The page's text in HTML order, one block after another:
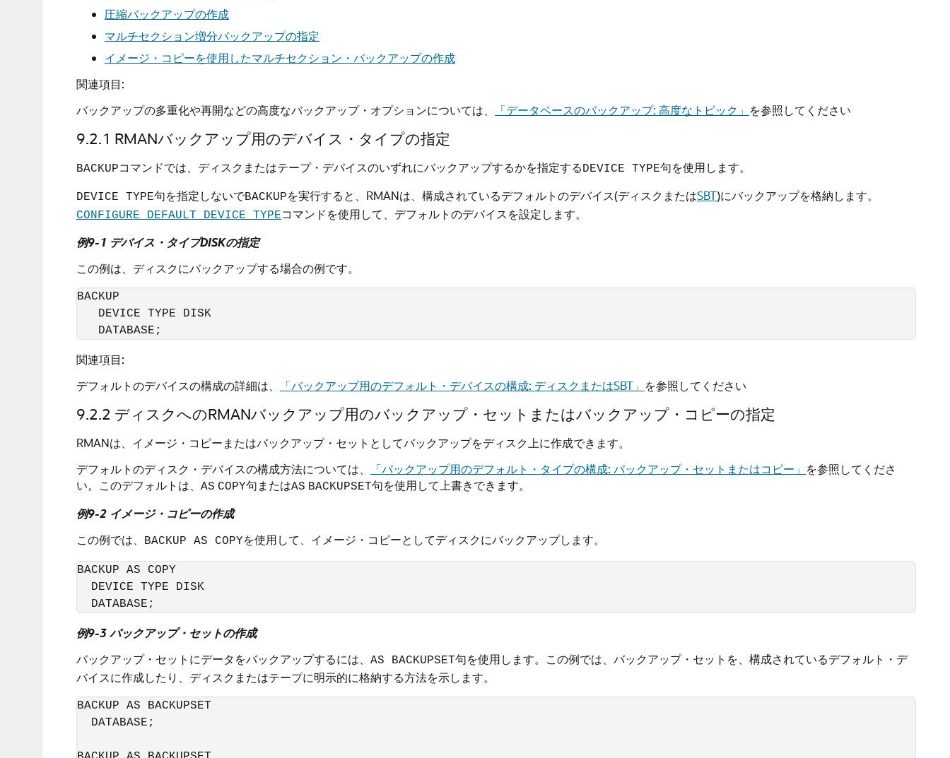
圧縮バックアップの作成
マルチセクション増分バックアップの指定
イメージ・コピーを使用したマルチセクション・バックアップの作成
関連項目:
バックアップの多重化や再開などの高度なバックアップ・オプションについては、
「データベースのバックアップ: 高度なトピック」 を参照してください
9.2.1 RMANバックアップ用のデバイス・タイプの指定
BACKUPコマンドでは、ディスクまたはテープ・デバイスのいずれにバックアップするかを指定するDEVICE TYPE句を使用します。
DEVICE TYPE句を指定しないでBACKUPを実行すると、RMANは、構成されているデフォルトのデバイス(ディスクまたはSBT)にバックアップを格納します。
CONFIGURE DEFAULT DEVICE TYPEコマンドを使用して、デフォルトのデバイスを設定します。
例9-1 デバイス・タイプDISKの指定
この例は、ディスクにバックアップする場合の例です。
BACKUP
   DEVICE TYPE DISK
   DATABASE;
関連項目:
デフォルトのデバイスの構成の詳細は、
「バックアップ用のデフォルト・デバイスの構成: ディスクまたはSBT」 を参照してください
9.2.2 ディスクへのRMANバックアップ用のバックアップ・セットまたはバックアップ・コピーの指定
RMANは、イメージ・コピーまたはバックアップ・セットとしてバックアップをディスク上に作成できます。
デフォルトのディスク・デバイスの構成方法については、
「バックアップ用のデフォルト・タイプの構成: バックアップ・セットまたはコピー」 を参照してくださ
い。このデフォルトは、 AS COPY句またはAS BACKUPSET句を使用して上書きできます。
例9-2 イメージ・コピーの作成
この例では、
BACKUP AS COPYを使用して、イメージ・コピーとしてディスクにバックアップします。
BACKUP AS COPY
  DEVICE TYPE DISK
例9-3 バックアップ・セットの作成
バックアップ・セットにデータをバックアップするには、 AS BACKUPSET句を使用します。この例では、バックアップ・セットを、構成されているデフォルト・デ
バイスに作成したり、ディスクまたはテープに明示的に格納する方法を示します。
BACKUP AS BACKUPSET
  DATABASE;